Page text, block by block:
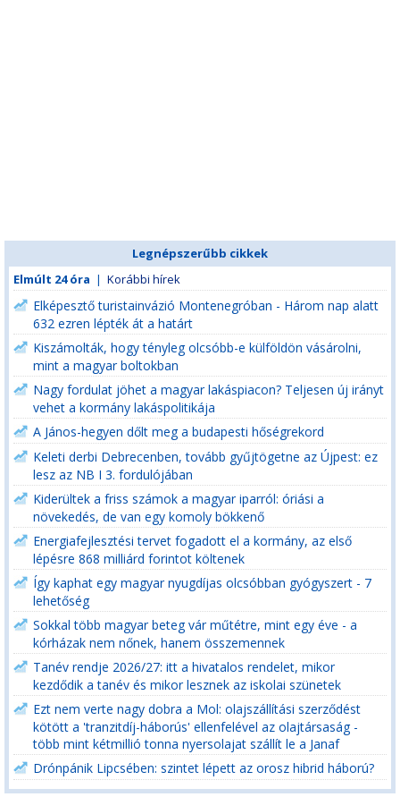
Legnépszerűbb cikkek
Elmúlt 24 óra | Korábbi hírek
Elképesztő turistainvázió Montenegróban - Három nap alatt
632 ezren lépték át a határt
Kiszámolták, hogy tényleg olcsóbb-e külföldön vásárolni,
mint a magyar boltokban
Nagy fordulat jöhet a magyar lakáspiacon? Teljesen új irányt
vehet a kormány lakáspolitikája
A János-hegyen dőlt meg a budapesti hőségrekord
Keleti derbi Debrecenben, tovább gyűjtögetne az Újpest: ez
lesz az NB I 3. fordulójában
Kiderültek a friss számok a magyar iparról: óriási a
növekedés, de van egy komoly bökkenő
Energiafejlesztési tervet fogadott el a kormány, az első
lépésre 868 milliárd forintot költenek
Így kaphat egy magyar nyugdíjas olcsóbban gyógyszert - 7
lehetőség
Sokkal több magyar beteg vár műtétre, mint egy éve - a
kórházak nem nőnek, hanem összemennek
Tanév rendje 2026/27: itt a hivatalos rendelet, mikor
kezdődik a tanév és mikor lesznek az iskolai szünetek
Ezt nem verte nagy dobra a Mol: olajszállítási szerződést
kötött a 'tranzitdíj-háborús' ellenfelével az olajtársaság -
több mint kétmillió tonna nyersolajat szállít le a Janaf
Drónpánik Lipcsében: szintet lépett az orosz hibrid háború?